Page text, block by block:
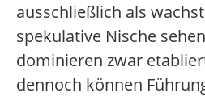
ausschließlich als
spekulative Nische
dominieren zwar
dennoch können